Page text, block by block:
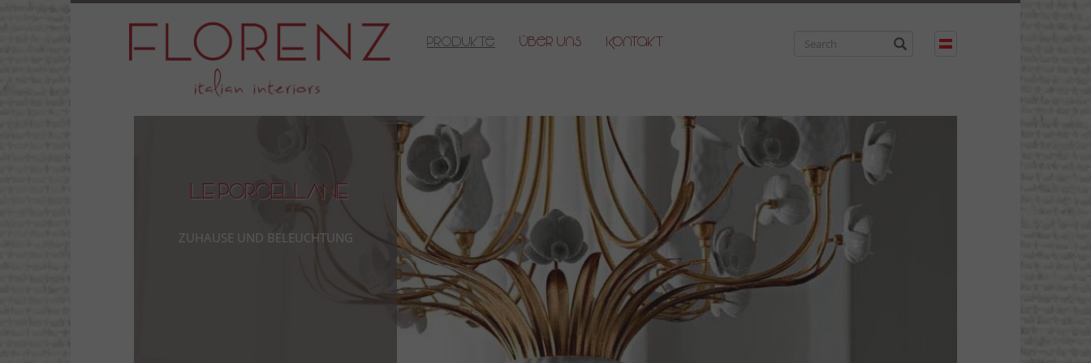
Produkte Über Uns Kontakt
Le Porcellane
Zuhause und Beleuchtung